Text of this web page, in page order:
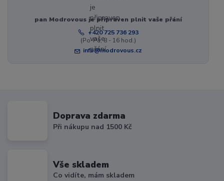
pan Modrovous je připraven plnit vaše přání
+420 725 736 293
(Po-Pá, 8 - 16 hod.)
info@modrovous.cz
Doprava zdarma
Při nákupu nad 1500 Kč
Vše skladem
Co vidíte, mám skladem